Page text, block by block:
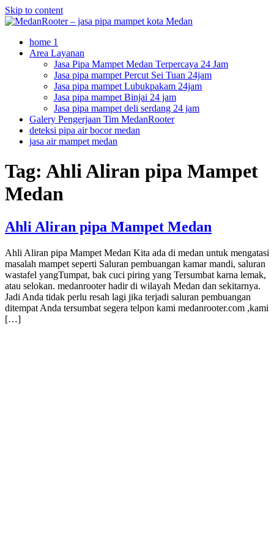
Skip to content
home 1
Area Layanan
Jasa Pipa Mampet Medan Terpercaya 24 Jam
Jasa pipa mampet Percut Sei Tuan 24jam
Jasa pipa mampet Lubukpakam 24jam
Jasa pipa mampet Binjai 24 jam
Jasa pipa mampet deli serdang 24 jam
Galery Pengerjaan Tim MedanRooter
deteksi pipa air bocor medan
jasa air mampet medan
Tag: Ahli Aliran pipa Mampet
Medan
Ahli Aliran pipa Mampet Medan
Ahli Aliran pipa Mampet Medan Kita ada di medan untuk mengatasi
masalah mampet seperti Saluran pembuangan kamar mandi, saluran
wastafel yangTumpat, bak cuci piring yang Tersumbat karna lemak,
atau selokan. medanrooter hadir di wilayah Medan dan sekitarnya.
Jadi Anda tidak perlu resah lagi jika terjadi saluran pembuangan
ditempat Anda tersumbat segera telpon kami medanrooter.com ,kami
[…]